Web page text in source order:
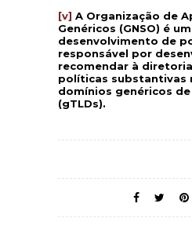
[v] A Organização de
Genéricos (GNSO) é
desenvolvimento de
responsável por
recomendar à diretoria
políticas substantivas
domínios genéricos
(gTLDs).